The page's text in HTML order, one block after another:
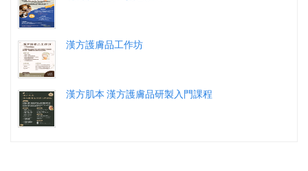
漢方護膚品工作坊
漢方肌本 漢方護膚品研製入門課程